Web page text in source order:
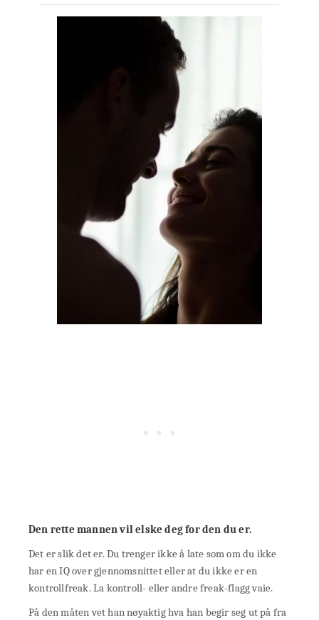
Den rette mannen vil elske deg for den du er.
Det er slik det er. Du trenger ikke å late som om du ikke
har en IQ over gjennomsnittet eller at du ikke er en
kontrollfreak. La kontroll- eller andre freak-flagg vaie.
På den måten vet han nøyaktig hva han begir seg ut på fra